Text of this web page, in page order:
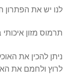
לנו יש את
תרמוס מזון
ניתן להכין את
לרוץ ולחמם את